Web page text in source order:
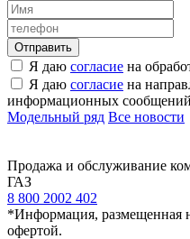
Я даю согласие на
Я даю согласие на
информационных сообщений
Модельный ряд Все новости
Продажа и обслуживание
ГАЗ
8 800 2002 402
*Информация, размещенная
офертой.